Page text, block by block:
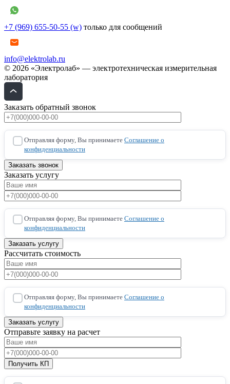
+7 (969) 655-50-55 (w) только для сообщений
info@elektrolab.ru
© 2026 «Электролаб» — электротехническая измерительная
лаборатория
Заказать обратный звонок
Отправляя форму, Вы принимаете Соглашение о
конфиденциальности
Заказать услугу
Отправляя форму, Вы принимаете Соглашение о
конфиденциальности
Рассчитать стоимость
Отправляя форму, Вы принимаете Соглашение о
конфиденциальности
Отправьте заявку на расчет